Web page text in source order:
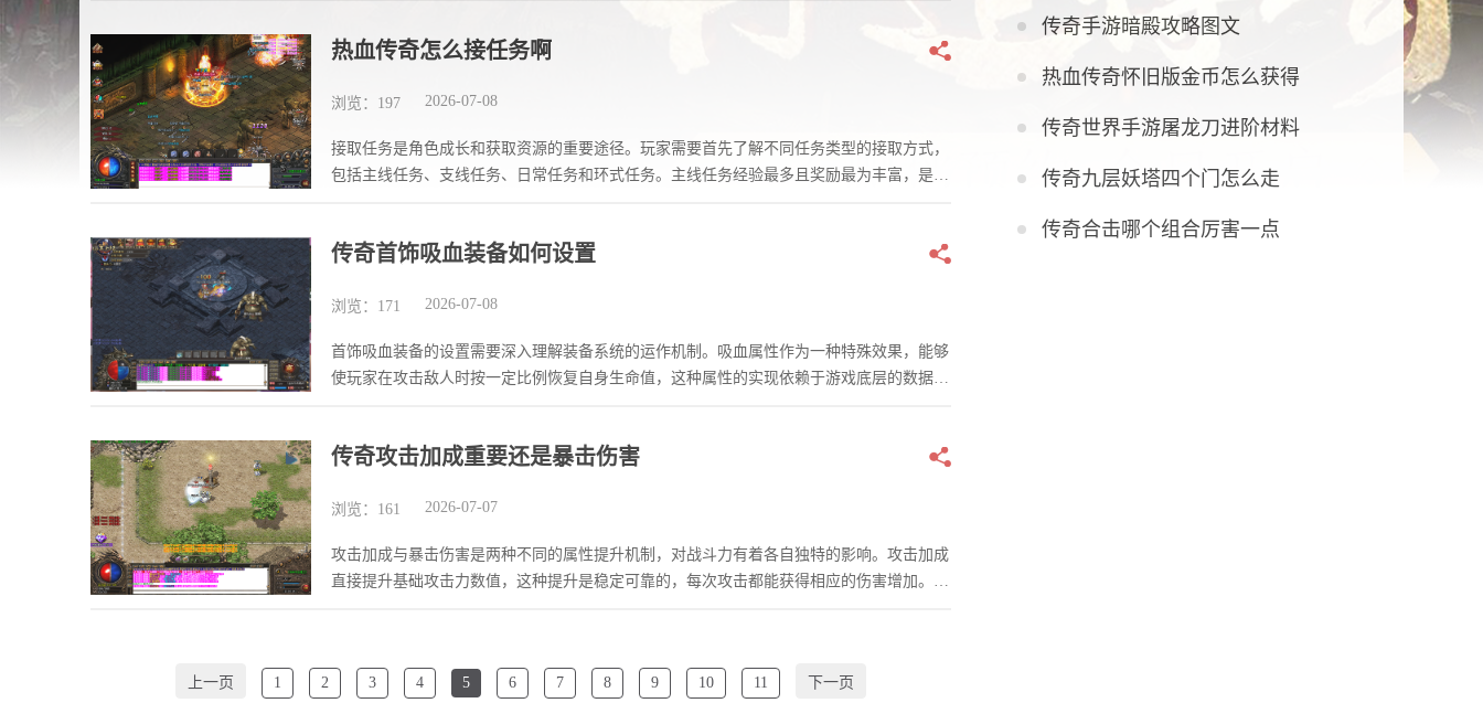
热血传奇怎么接任务啊
浏览：197 2026-07-08
接取任务是角色成长和获取资源的重要途径。玩家需要首先了解不同任务类型的接取方式，
包括主线任务、支线任务、日常任务和环式任务。主线任务经验最多且奖励最为丰富，是玩
传奇首饰吸血装备如何设置
浏览：171 2026-07-08
首饰吸血装备的设置需要深入理解装备系统的运作机制。吸血属性作为一种特殊效果，能够
使玩家在攻击敌人时按一定比例恢复自身生命值，这种属性的实现依赖于游戏底层的数据库
传奇攻击加成重要还是暴击伤害
浏览：161 2026-07-07
攻击加成与暴击伤害是两种不同的属性提升机制，对战斗力有着各自独特的影响。攻击加成
直接提升基础攻击力数值，这种提升是稳定可靠的，每次攻击都能获得相应的伤害增加。而
上一页 1 2 3 4 5 6 7 8 9 10 11 下一页
传奇手游暗殿攻略图文
热血传奇怀旧版金币怎么获得
传奇世界手游屠龙刀进阶材料
传奇九层妖塔四个门怎么走
传奇合击哪个组合厉害一点